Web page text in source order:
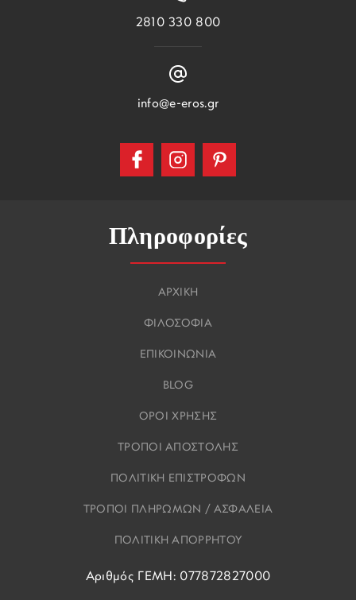
Πληροφορίες
ΑΡΧΙΚΗ
ΦΙΛΟΣΟΦΙΑ
ΕΠΙΚΟΙΝΩΝΙΑ
BLOG
ΟΡΟΙ ΧΡΗΣΗΣ
ΤΡΟΠΟΙ ΑΠΟΣΤΟΛΗΣ
ΠΟΛΙΤΙΚΗ ΕΠΙΣΤΡΟΦΩΝ
ΤΡΟΠΟΙ ΠΛΗΡΩΜΩΝ / ΑΣΦΑΛΕΙΑ
ΠΟΛΙΤΙΚΗ ΑΠΟΡΡΗΤΟΥ
Αριθμός ΓΕΜΗ: 077872827000
2810 330 800
info@e-eros.gr